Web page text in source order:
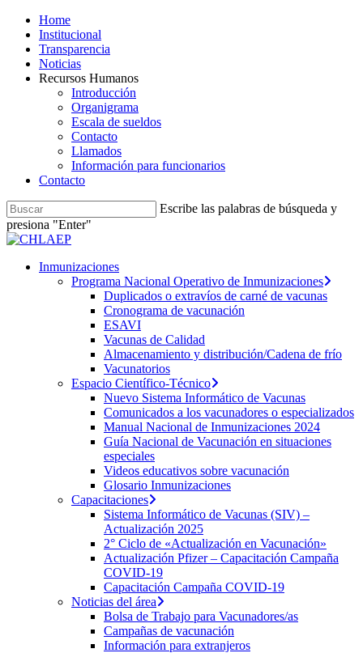
Skip
main
content
Home
Institucional
Transparencia
Noticias
Recursos Humanos
Introducción
Organigrama
Escala de sueldos
Contacto
Llamados
Información para funcionarios
Contacto
Escribe las palabras de búsqueda y
presiona "Enter"
Close
search
Menu
Inmunizaciones
Programa Nacional Operativo de Inmunizaciones
Duplicados o extravíos de carné de vacunas
Cronograma de vacunación
ESAVI
Vacunas de Calidad
Almacenamiento y distribución/Cadena de frío
Vacunatorios
Espacio Científico-Técnico
Nuevo Sistema Informático de Vacunas
Comunicados a los vacunadores o especializados
Manual Nacional de Inmunizaciones 2024
Guía Nacional de Vacunación en situaciones
especiales
Videos educativos sobre vacunación
Glosario Inmunizaciones
Capacitaciones
Sistema Informático de Vacunas (SIV) –
Actualización 2025
2° Ciclo de «Actualización en Vacunación»
Actualización Pfizer – Capacitación Campaña
COVID-19
Capacitación Campaña COVID-19
Noticias del área
Bolsa de Trabajo para Vacunadores/as
Campañas de vacunación
Información para extranjeros